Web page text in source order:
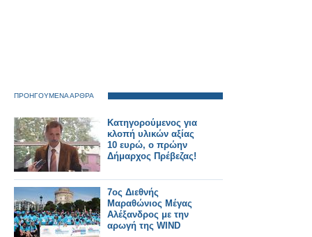
ΠΡΟΗΓΟΥΜΕΝΑ ΑΡΘΡΑ
Κατηγορούμενος για
κλοπή υλικών αξίας
10 ευρώ, ο πρώην
Δήμαρχος Πρέβεζας!
7ος Διεθνής
Μαραθώνιος Μέγας
Αλέξανδρος με την
αρωγή της WIND